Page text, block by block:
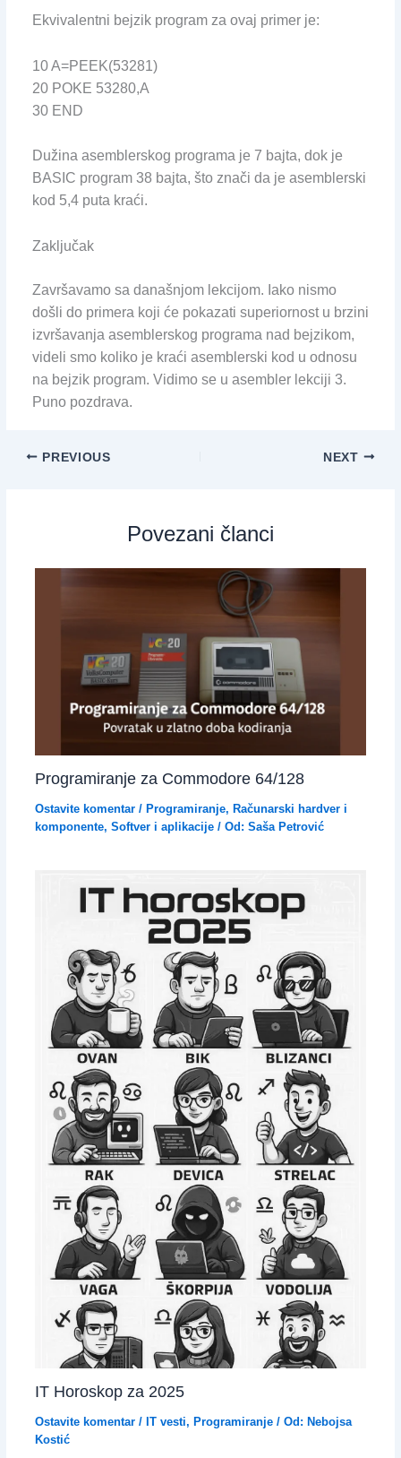
Ekvivalentni bejzik program za ovaj primer je:
10 A=PEEK(53281)
20 POKE 53280,A
30 END
Dužina asemblerskog programa je 7 bajta, dok je
BASIC program 38 bajta, što znači da je asemblerski
kod 5,4 puta kraći.
Zaključak
Završavamo sa današnjom lekcijom. Iako nismo
došli do primera koji će pokazati superiornost u brzini
izvršavanja asemblerskog programa nad bejzikom,
videli smo koliko je kraći asemblerski kod u odnosu
na bejzik program. Vidimo se u asembler lekciji 3.
Puno pozdrava.
PREVIOUS NEXT
Povezani članci
Programiranje za Commodore 64/128
Ostavite komentar / Programiranje, Računarski hardver i
komponente, Softver i aplikacije/ Od: Saša Petrović
IT Horoskop za 2025
Ostavite komentar / IT vesti, Programiranje/ Od: Nebojsa
Kostić